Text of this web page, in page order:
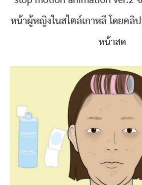
หน้าผู้หญิงในสไตล์เกาหลี โดยคลิ
หน้าสด